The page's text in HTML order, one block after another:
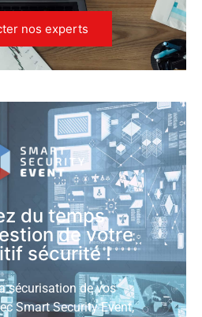
nos experts
du temps
de votre
sécurité !
sécurisation de vos
Smart Security Event,